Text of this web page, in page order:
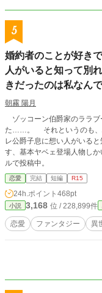
5
婚約者のことが好き
人がいると知って別
きだったのは私なん
朝霧 陽月
ゾッコーン伯爵家のララブ
た……。 それというのも、
レ公爵子息に想い人がいると知ってしま
す、基本ヤベェ登場人物し
ルで投稿中。
恋愛 完結 短編 R15
24h.ポイント 468pt
小説 3,168 位 / 228,899件
恋愛 ファンタジー 異